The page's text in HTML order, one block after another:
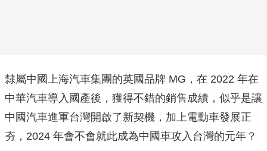
隸屬中國上海汽車集團的英國品牌 MG，在 2022 年在
中華汽車導入國產後，獲得不錯的銷售成績，似乎是讓
中國汽車進軍台灣開啟了新契機，加上電動車發展正
夯，2024 年會不會就此成為中國車攻入台灣的元年？